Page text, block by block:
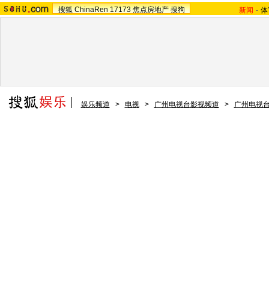
搜狐 ChinaRen 17173 焦点房地产 搜狗 新闻 -
娱乐频道 > 电视 > 广州电视台影视频道 > 广州电视